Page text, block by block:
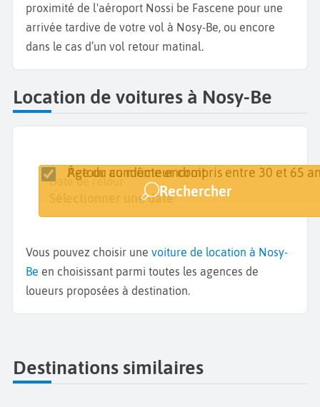
proximité de l'aéroport Nossi be Fascene pour une
arrivée tardive de votre vol à Nosy-Be, ou encore
dans le cas d’un vol retour matinal.
Location de voitures à Nosy-Be
Lieu de retrait
Date de retrait
Sélectionner une date
Date de retour
Sélectionner une date
Retour au même endroit
Âge du conducteur compris entre 30 et 65
Rechercher
Vous pouvez choisir une voiture de location à Nosy-
Be en choisissant parmi toutes les agences de
loueurs proposées à destination.
Destinations similaires